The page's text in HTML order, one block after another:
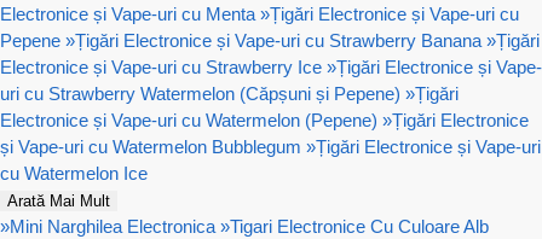
Electronice și Vape-uri cu Menta »Țigări Electronice și Vape-uri cu
Pepene »Țigări Electronice și Vape-uri cu Strawberry Banana »Țigări
Electronice și Vape-uri cu Strawberry Ice »Țigări Electronice și Vape-
uri cu Strawberry Watermelon (Căpșuni și Pepene) »Țigări
Electronice și Vape-uri cu Watermelon (Pepene) »Țigări Electronice
și Vape-uri cu Watermelon Bubblegum »Țigări Electronice și Vape-uri
cu Watermelon Ice
Arată Mai Mult
»Mini Narghilea Electronica »Tigari Electronice Cu Culoare Alb